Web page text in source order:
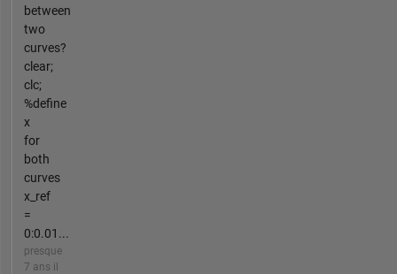
between
two
curves?
clear;
clc;
%define
x
for
both
curves
x_ref
=
0:0.01...
presque
7 ans il